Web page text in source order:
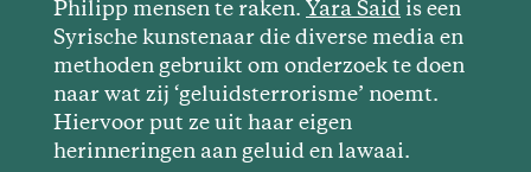
Philipp mensen te raken. Yara Said is een
Syrische kunstenaar die diverse media en
methoden gebruikt om onderzoek te doen
naar wat zij ‘geluidsterrorisme’ noemt.
Hiervoor put ze uit haar eigen
herinneringen aan geluid en lawaai.